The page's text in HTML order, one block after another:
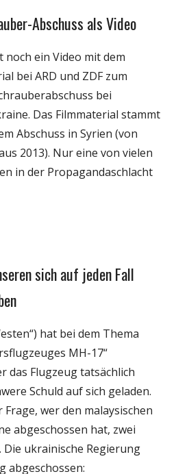
Abschuss als Video
ein Video mit dem
bei ARD und ZDF zum
bei
Das Filmmaterial stammt
Abschuss in Syrien (von
2013). Nur eine von vielen
in der Propagandaschlacht
sich auf jeden Fall
hat bei dem Thema
MH-17“
das Flugzeug tatsächlich
Schuld auf sich geladen.
wer den malaysischen
abgeschossen hat, zwei
ukrainische Regierung
abgeschossen: